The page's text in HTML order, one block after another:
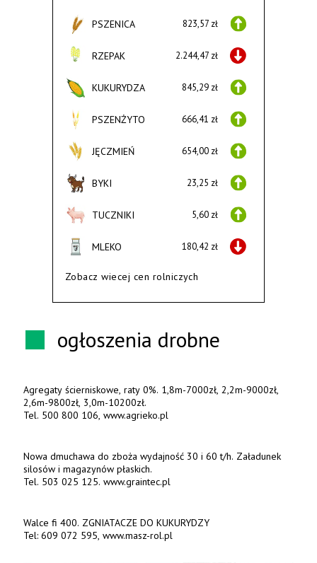
PSZENICA 823,57 zł
RZEPAK 2.244,47 zł
KUKURYDZA 845,29 zł
PSZENŻYTO 666,41 zł
JĘCZMIEŃ 654,00 zł
BYKI 23,25 zł
TUCZNIKI 5,60 zł
MLEKO 180,42 zł
Zobacz wiecej cen rolniczych
ogłoszenia drobne